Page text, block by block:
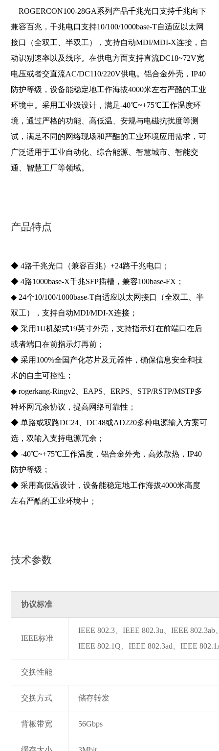
ROGERCON100-28GA系列产品千兆光口支持千兆向下
兼容百兆，千兆电口支持10/100/1000base-T自适应以太网
接口（全双工、半双工），支持自动MDI/MDI-X连接，自
动识别速率以及线序。在供电方面支持直流DC18~72V宽
电压或者交直流AC/DC110/220V供电。铝合金外壳，IP40
防护等级，设备能稳定地工作海拔4000米左右严酷的工业
环境中。采用工业级设计，满足-40℃~+75℃工作温度环
境，通过严格的功能、高低温、安规与电磁抗扰度等测
试，满足不同的网络现场和严酷的工业环境应用需求，可
广泛适用于工业自动化、综合能源、智慧城市、智能交
通、智慧工厂等领域。
产品特点
◆ 4路千兆光口（兼容百兆）+24路千兆电口；
◆ 4路1000base-X千兆SFP插槽，兼容100base-FX；
◆ 24个10/100/1000base-T自适应以太网接口（全双工、半
双工），支持自动MDI/MDI-X连接 ；
◆ 采用1U机架式19英寸外壳，支持指示灯在前端口在后
或者端口在前指示灯再前；
◆ 采用100%全国产化芯片及元器件，确保信息安全和技
术的自主可控性；
◆ rogerkang-Ringv2、EAPS、ERPS、STP/RSTP/MSTP多
种环网冗余协议，提高网络可靠性；
◆ 单路或双路DC24、DC48或AD220多种电源输入方案可
选，双输入支持电源冗余；
◆ -40℃~+75℃工作温度，铝合金外壳，高效散热，IP40
防护等级 ；
◆ 采用高低温设计，设备能稳定地工作海拔4000米高度
左右严酷的工业环境中；
技术参数
协议标准
IEEE标准
IEEE 802.3、IEEE 802.3u、IEEE
IEEE 802.1Q、IEEE 802.3ad、IEEE
交换性能
交换方式 储存转发
背板带宽 56Gbps